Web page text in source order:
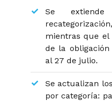
Se
mientras que el
de la
al 27 de julio.
Se actualizan
por categoría: